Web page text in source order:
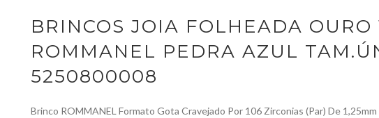
BRINCOS JOIA FOLHEADA OURO
ROMMANEL PEDRA AZUL
5250800008
Brinco ROMMANEL Formato Gota Cravejado Por 106 Zirconias (Par) De